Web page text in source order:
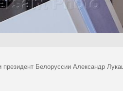
Белоруссии Александр